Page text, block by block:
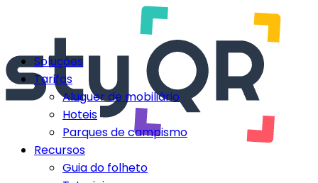
Soluções
Tarifas
Aluguer de mobiliário
Hoteis
Parques de campismo
Recursos
Guia do folheto